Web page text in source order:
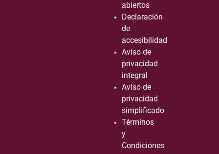
abiertos
Declaración
de
accesibilidad
Aviso de
privacidad
integral
Aviso de
privacidad
simplificado
Términos
y
Condiciones